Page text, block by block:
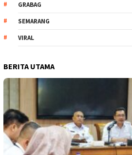
GRABAG
SEMARANG
VIRAL
BERITA UTAMA